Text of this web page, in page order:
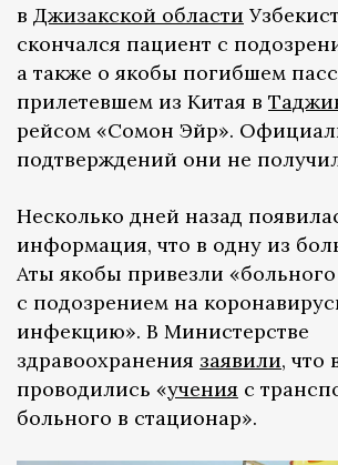
в Джизакской области
скончался пациент с
а также о якобы погибшем
прилетевшем из Китая в
рейсом «Сомон Эйр».
подтверждений они не
Несколько дней назад
информация, что в одну из
Аты якобы привезли
с подозрением на
инфекцию». В Министерстве
здравоохранения заявили, что
проводились «учения с
больного в стационар».